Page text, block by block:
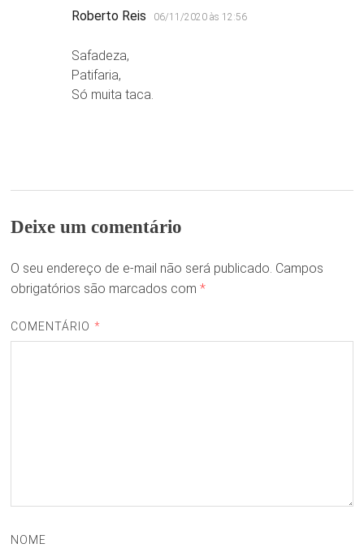
Roberto Reis disse:
06/11/2020 às 12:56
Safadeza,
Patifaria,
Só muita taca.
Deixe um comentário
O seu endereço de e-mail não será publicado. Campos
obrigatórios são marcados com *
COMENTÁRIO *
NOME